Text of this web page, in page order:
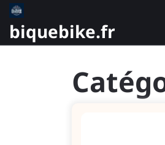
Skip
content
biquebike.fr